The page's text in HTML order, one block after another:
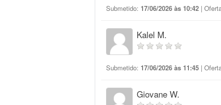
Submetido: 17/06/2026 às 10:42 |
Kalel M.
Submetido: 17/06/2026 às 11:45 |
Giovane W.